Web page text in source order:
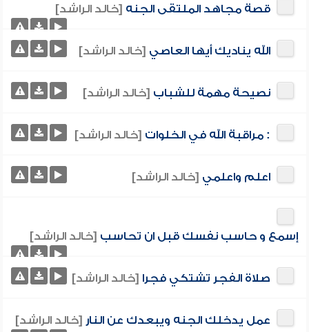
قصة مجاهد الملتقى الجنه [خالد الراشد]
الله يناديك أيها العاصي [خالد الراشد]
نصيحة مهمة للشباب [خالد الراشد]
: مراقبة الله في الخلوات [خالد الراشد]
اعلم واعلمي [خالد الراشد]
إسمع و حاسب نفسك قبل ان تحاسب [خالد الراشد]
صلاة الفجر تشتكي فجرا [خالد الراشد]
عمل يدخلك الجنه ويبعدك عن النار [خالد الراشد]